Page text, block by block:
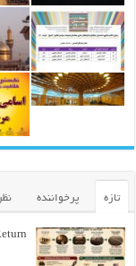
تازه پرخواننده